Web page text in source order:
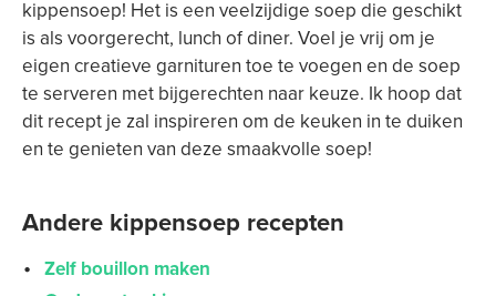
kippensoep! Het is een veelzijdige soep die geschikt
is als voorgerecht, lunch of diner. Voel je vrij om je
eigen creatieve garnituren toe te voegen en de soep
te serveren met bijgerechten naar keuze. Ik hoop dat
dit recept je zal inspireren om de keuken in te duiken
en te genieten van deze smaakvolle soep!
Andere kippensoep recepten
Zelf bouillon maken